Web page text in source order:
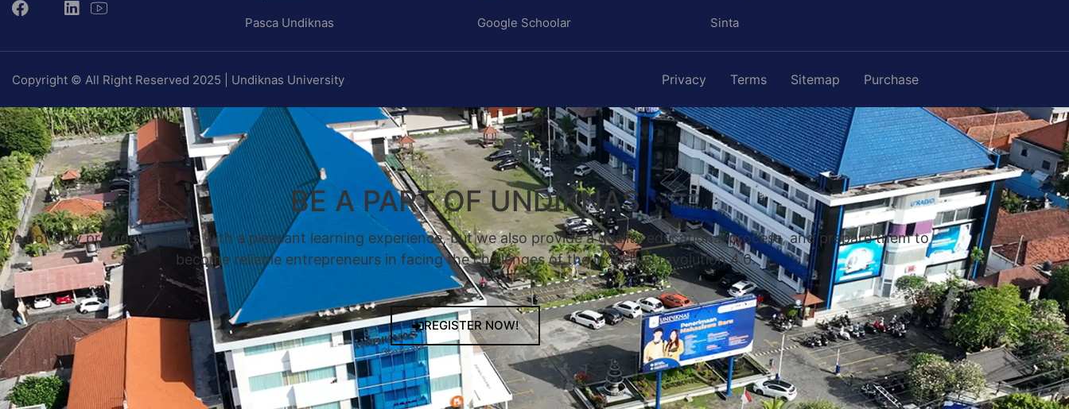
Pasca Undiknas Google Schoolar Sinta
Copyright © All Right Reserved 2025 | Undiknas University Privacy Terms Sitemap Purchase
BE A PART OF UNDIKNAS
We not only provide students with a pleasant learning experience, but we also provide a quality educational process, and prepare them to
become reliable entrepreneurs in facing the challenges of the industrial revolution 4.0.
REGISTER NOW!